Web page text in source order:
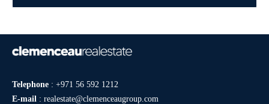
Telephone : +971 56 592 1212
E-mail : realestate@clemenceaugroup.com